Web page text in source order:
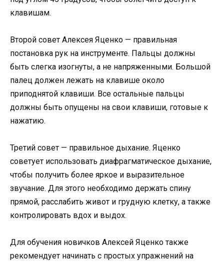
клавишам.
Второй совет Алексея Яценко — правильная
постановка рук на инструменте. Пальцы должны
быть слегка изогнуты, а не напряженными. Большой
палец должен лежать на клавише около
приподнятой клавиши. Все остальные пальцы
должны быть опущены на свои клавиши, готовые к
нажатию.
Третий совет — правильное дыхание. Яценко
советует использовать диафрагматическое дыхание,
чтобы получить более яркое и выразительное
звучание. Для этого необходимо держать спину
прямой, расслабить живот и грудную клетку, а также
контролировать вдох и выдох.
Для обучения новичков Алексей Яценко также
рекомендует начинать с простых упражнений на